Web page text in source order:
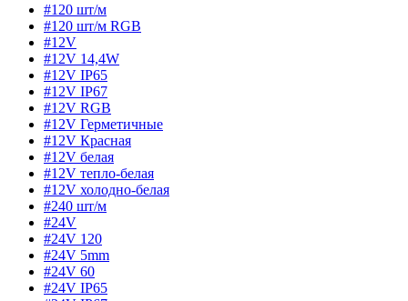
#120 шт/м
#120 шт/м RGB
#12V
#12V 14,4W
#12V IP65
#12V IP67
#12V RGB
#12V Герметичные
#12V Красная
#12V белая
#12V тепло-белая
#12V холодно-белая
#240 шт/м
#24V
#24V 120
#24V 5mm
#24V 60
#24V IP65